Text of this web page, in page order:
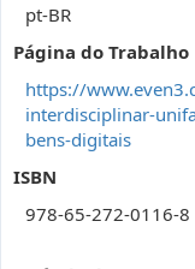
pt-BR
Página do Trabalho
https://
interdisciplinar-
bens-digitais
ISBN
978-65-272-0116-8